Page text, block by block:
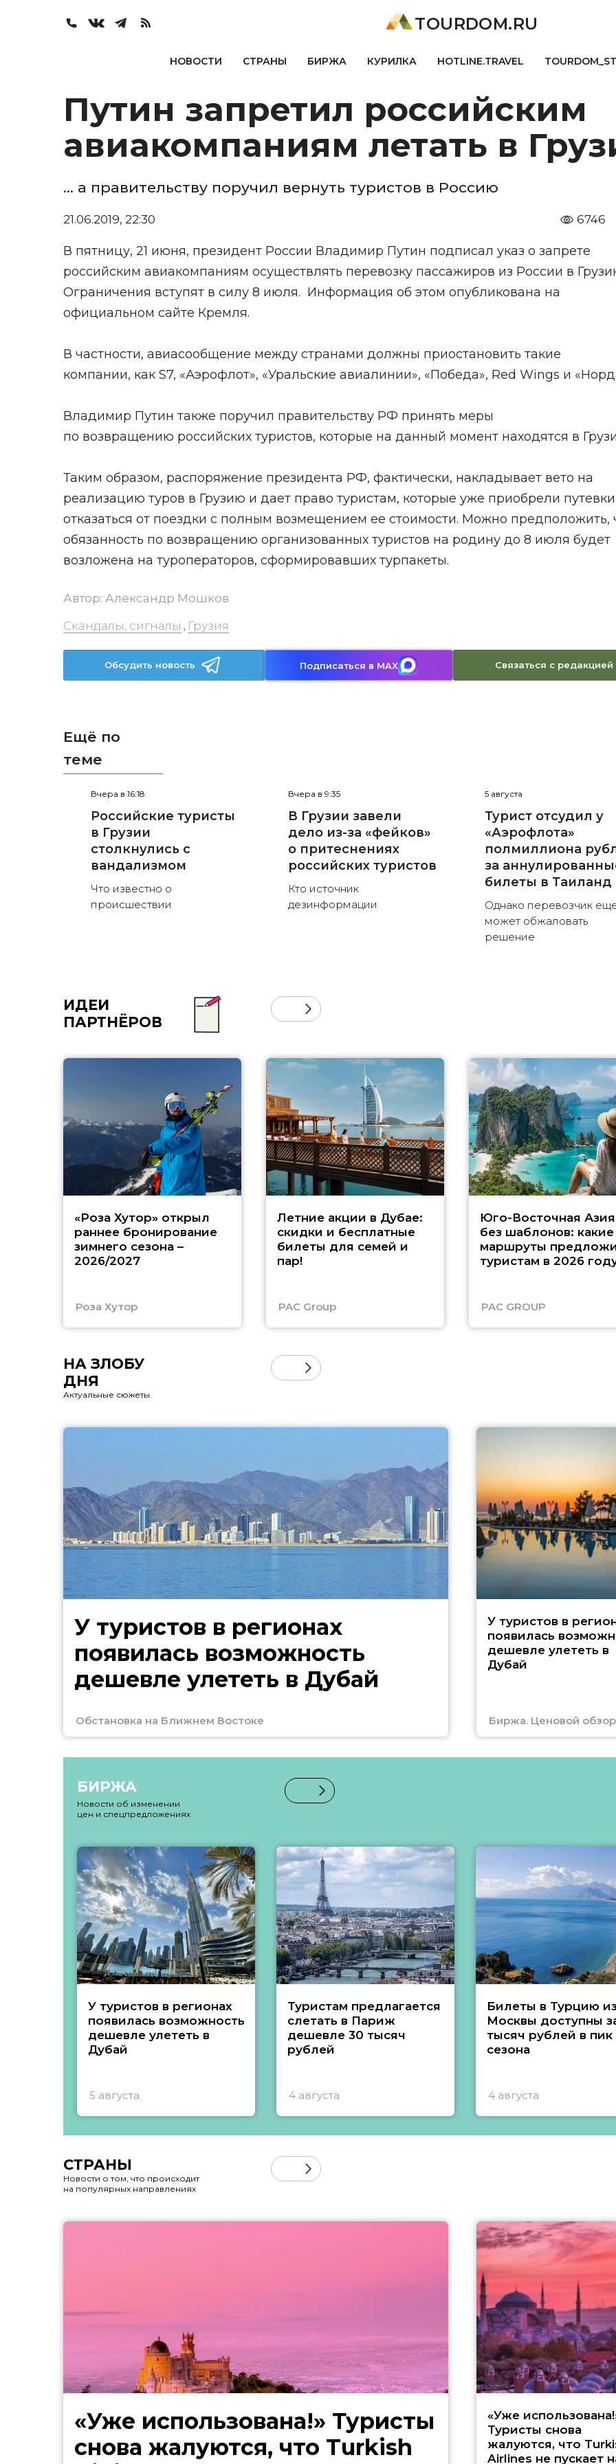
TOURDOM.RU
НОВОСТИ СТРАНЫ БИРЖА КУРИЛКА HOTLINE.TRAVEL
Путин запретил российским
авиакомпаниям летать в
... а правительству поручил вернуть туристов в Россию
21.06.2019, 22:30 6746
В пятницу, 21 июня, президент России Владимир Путин подписал указ о запрете
российским авиакомпаниям осуществлять перевозку пассажиров из России в
Ограничения вступят в силу 8 июля. Информация об этом опубликована на
официальном сайте Кремля.
В частности, авиасообщение между странами должны приостановить такие
компании, как S7, «Аэрофлот», «Уральские авиалинии», «Победа», Red Wings и
Владимир Путин также поручил правительству РФ принять меры
по возвращению российских туристов, которые на данный момент находятся в
Таким образом, распоряжение президента РФ, фактически, накладывает вето на
реализацию туров в Грузию и дает право туристам, которые уже приобрели
отказаться от поездки с полным возмещением ее стоимости. Можно предположить,
обязанность по возвращению организованных туристов на родину до 8 июля будет
возложена на туроператоров, сформировавших турпакеты.
Автор: Александр Мошков
Скандалы, сигналы , Грузия
Обсудить новость Подписаться в MAX Связаться с редакцией
Ещё по
теме
Вчера в 16:18
Российские туристы
в Грузии
столкнулись с
вандализмом
Что известно о
происшествии
Вчера в 9:35
В Грузии завели
дело из-за «фейков»
о притеснениях
российских туристов
Кто источник
дезинформации
5 августа
Турист отсудил у
«Аэрофлота»
полмиллиона
за
билеты в Таиланд
Однако перевозчик
может обжаловать
решение
ИДЕИ
ПАРТНЁРОВ
«Роза Хутор» открыл
раннее бронирование
зимнего сезона –
2026/2027
Роза Хутор
Летние акции в Дубае:
скидки и бесплатные
билеты для семей и
пар!
PAC Group
Юго-Восточная Азия
без шаблонов: какие
маршруты
туристам в 2026
PAC GROUP
НА ЗЛОБУ
ДНЯ
Актуальные сюжеты
У туристов в регионах
появилась возможность
дешевле улететь в Дубай
Обстановка на Ближнем Востоке
У туристов в
появилась
дешевле улететь в
Дубай
Биржа. Ценовой обзор
БИРЖА
Новости об изменении
цен и спецпредложениях
У туристов в регионах
появилась возможность
дешевле улететь в
Дубай
5 августа
Туристам предлагается
слетать в Париж
дешевле 30 тысяч
рублей
4 августа
Билеты в Турцию из
Москвы доступны
тысяч рублей в пик
сезона
4 августа
СТРАНЫ
Новости о том, что происходит
на популярных направлениях
«Уже использована!» Туристы
снова жалуются, что Turkish
«Уже
Туристы снова
жалуются, что
Airlines не пускает